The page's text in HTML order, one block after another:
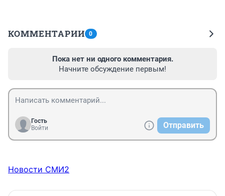
КОММЕНТАРИИ 0
Пока нет ни одного комментария.
Начните обсуждение первым!
Гость
Войти
Отправить
Новости СМИ2